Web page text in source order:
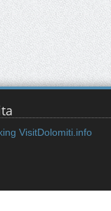
VisitDolomiti.info